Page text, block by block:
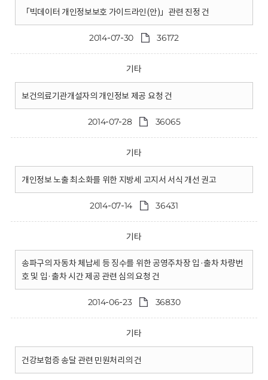
「빅데이터 개인정보보호 가이드라인(안)」관련 진정 건
2014-07-30 36172
기타
보건의료기관개설자의 개인정보 제공 요청 건
2014-07-28 36065
기타
개인정보 노출 최소화를 위한 지방세 고지서 서식 개선 권고
2014-07-14 36431
기타
송파구의 자동차 체납세 등 징수를 위한 공영주차장 입·출차 차량번
호 및 입·출차 시간 제공 관련 심의 요청 건
2014-06-23 36830
기타
건강보험증 송달 관련 민원처리의 건